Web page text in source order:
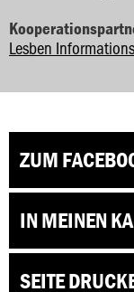
Lesben
ZUM
IN MEINEN
SEITE